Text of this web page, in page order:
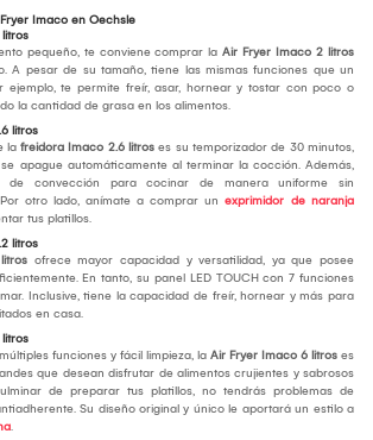
Imaco en Oechsle
pequeño, te conviene comprar la Air Fryer Imaco 2 litros
A pesar de su tamaño, tiene las mismas funciones que un
ejemplo, te permite freír, asar, hornear y tostar con poco o
la cantidad de grasa en los alimentos.
litros
la freidora Imaco 2.6 litros es su temporizador de 30 minutos,
apague automáticamente al terminar la cocción. Además,
de convección para cocinar de manera uniforme sin
otro lado, anímate a comprar un exprimidor de naranja
tus platillos.
litros
ofrece mayor capacidad y versatilidad, ya que posee
En tanto, su panel LED TOUCH con 7 funciones
Inclusive, tiene la capacidad de freír, hornear y más para
en casa.
funciones y fácil limpieza, la Air Fryer Imaco 6 litros es
que desean disfrutar de alimentos crujientes y sabrosos
de preparar tus platillos, no tendrás problemas de
Su diseño original y único le aportará un estilo a
.